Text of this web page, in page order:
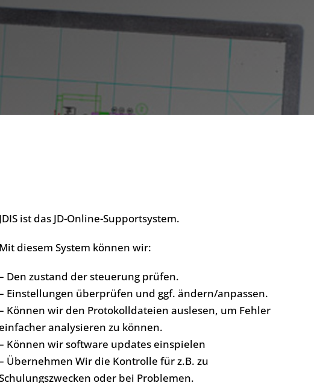
JDIS ist das JD-Online-Supportsystem.
Mit diesem System können wir:
Den zustand der steuerung prüfen.
Einstellungen überprüfen und ggf. ändern/anpassen.
Können wir den Protokolldateien auslesen, um Fehler
einfacher analysieren zu können.
Können wir software updates einspielen
Übernehmen Wir die Kontrolle für z.B. zu
oder bei Problemen.